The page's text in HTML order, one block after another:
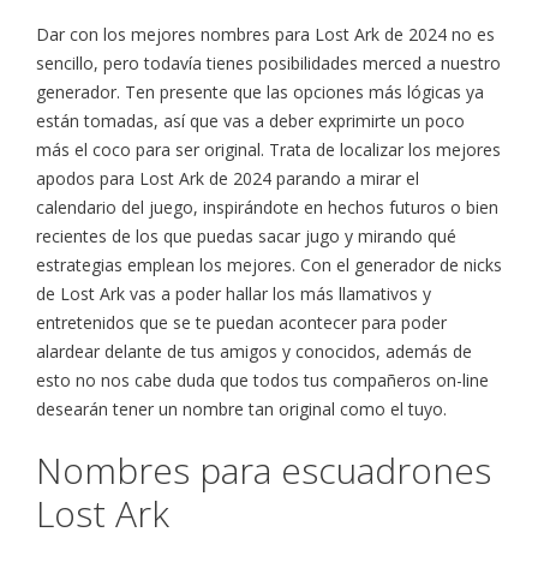
Dar con los mejores nombres para Lost Ark de 2024 no es
sencillo, pero todavía tienes posibilidades merced a nuestro
generador. Ten presente que las opciones más lógicas ya
están tomadas, así que vas a deber exprimirte un poco
más el coco para ser original. Trata de localizar los mejores
apodos para Lost Ark de 2024 parando a mirar el
calendario del juego, inspirándote en hechos futuros o bien
recientes de los que puedas sacar jugo y mirando qué
estrategias emplean los mejores. Con el generador de nicks
de Lost Ark vas a poder hallar los más llamativos y
entretenidos que se te puedan acontecer para poder
alardear delante de tus amigos y conocidos, además de
esto no nos cabe duda que todos tus compañeros on-line
desearán tener un nombre tan original como el tuyo.
Nombres para escuadrones
Lost Ark